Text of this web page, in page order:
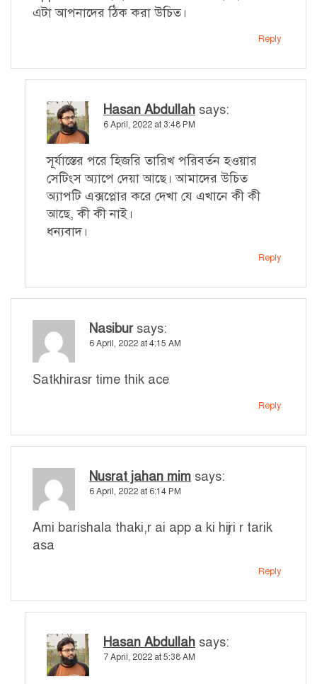
এটা আপনাদের ঠিক করা উচিত।
Reply
Hasan Abdullah says:
6 April, 2022 at 3:48 PM
সূর্যাস্তের পরে হিজরি তারিখ পরিবর্তন হওয়ার
সেটিংস অ্যাপে দেয়া আছে। আমাদের উচিত
অ্যাপটি এক্সপ্লোর করে দেখা যে এখানে কী কী
আছে, কী কী নাই।
ধন্যবাদ।
Reply
Nasibur says:
6 April, 2022 at 4:15 AM
Satkhirasr time thik ace
Reply
Nusrat jahan mim says:
6 April, 2022 at 6:14 PM
Ami barishala thaki,r ai app a ki hijri r tarik
asa
Reply
Hasan Abdullah says:
7 April, 2022 at 5:38 AM